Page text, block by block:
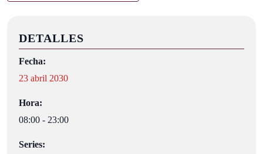
DETALLES
Fecha:
23 abril 2030
Hora:
08:00 - 23:00
Series: